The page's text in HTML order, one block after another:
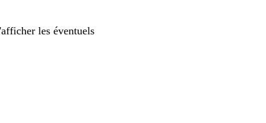
les éventuels